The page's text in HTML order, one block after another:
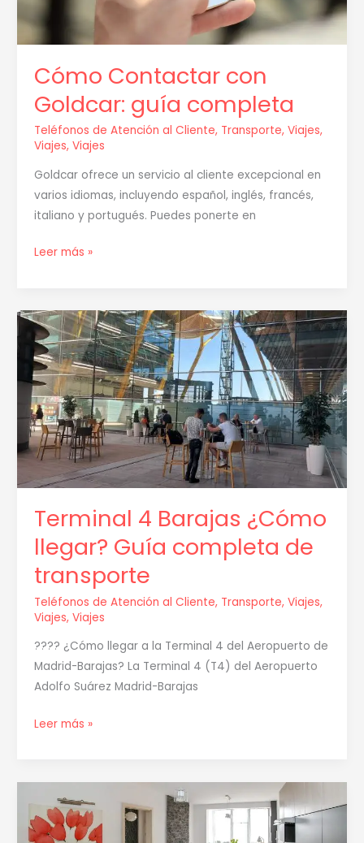
Cómo Contactar con
Goldcar: guía completa
Teléfonos de Atención al Cliente, Transporte, Viajes,
Viajes, Viajes
Goldcar ofrece un servicio al cliente excepcional en
varios idiomas, incluyendo español, inglés, francés,
italiano y portugués. Puedes ponerte en
Leer más »
Terminal 4 Barajas ¿Cómo
llegar? Guía completa de
transporte
Teléfonos de Atención al Cliente, Transporte, Viajes,
Viajes, Viajes
???? ¿Cómo llegar a la Terminal 4 del Aeropuerto de
Madrid-Barajas? La Terminal 4 (T4) del Aeropuerto
Adolfo Suárez Madrid-Barajas
Terminal
4
Barajas
¿Cómo
llegar?
Guía
completa
de
transporte
Leer más »
mejor,